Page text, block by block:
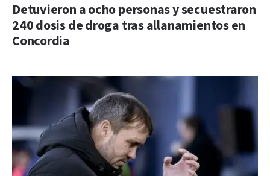
Detuvieron a ocho personas y secuestraron
240 dosis de droga tras allanamientos en
Concordia